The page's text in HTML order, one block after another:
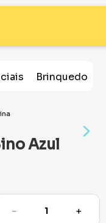
Brinquedos
Azul
＋
－